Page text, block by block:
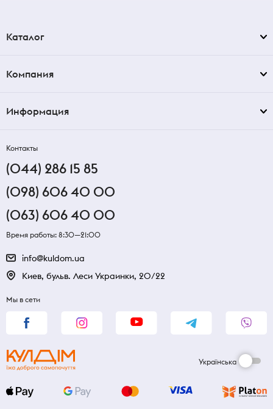
Каталог
Компания
Информация
Контакты
(044) 286 15 85
(098) 606 40 00
(063) 606 40 00
Время работы: 8:30—21:00
info@kuldom.ua
Киев, бульв. Леси Украинки, 20/22
Мы в сети
Українська